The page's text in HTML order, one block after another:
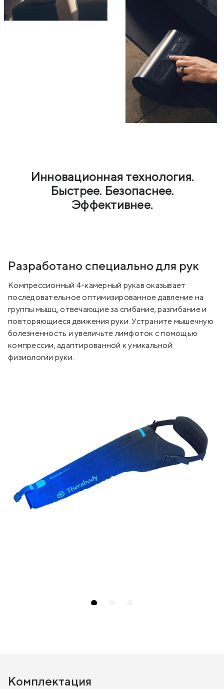
Инновационная технология.
Быстрее. Безопаснее.
Эффективнее.
Разработано специально для рук
Компрессионный 4-камерный рукав оказывает
последовательное оптимизированное давление на
группы мышц, отвечающие за сгибание, разгибание и
повторяющиеся движения руки. Устраните мышечную
болезненность и увеличьте лимфоток с помощью
компрессии, адаптированной к уникальной
физиологии руки.
Комплектация